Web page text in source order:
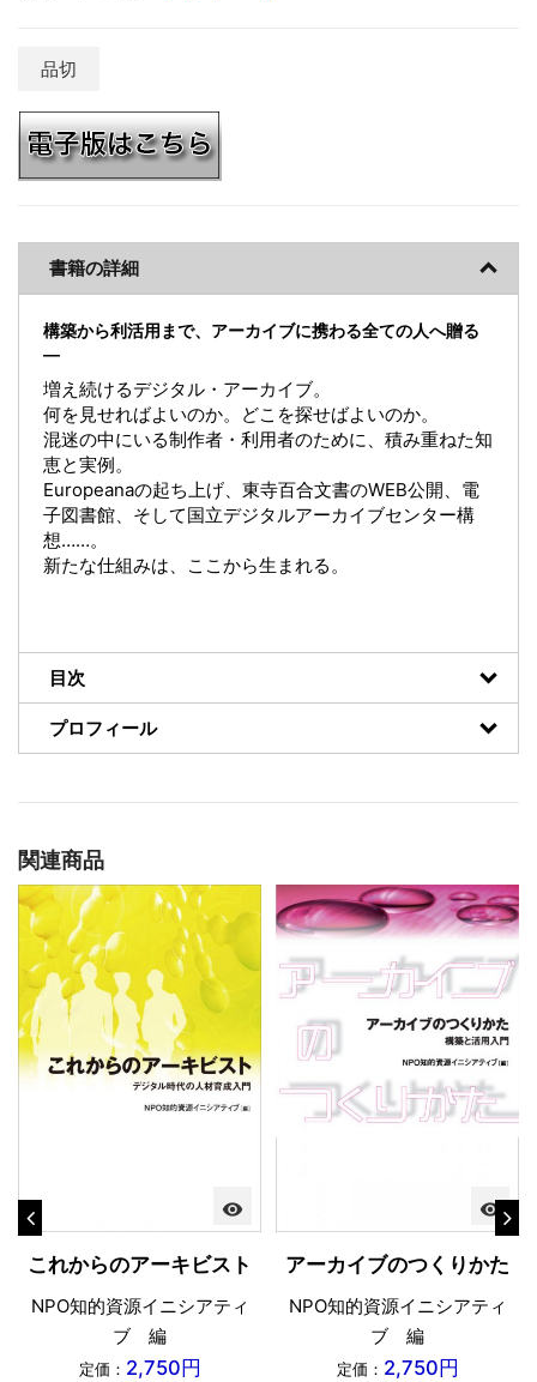
品切
書籍の詳細
構築から利活用まで、アーカイブに携わる全ての人へ贈る
―
増え続けるデジタル・アーカイブ。
何を見せればよいのか。どこを探せばよいのか。
混迷の中にいる制作者・利用者のために、積み重ねた知
恵と実例。
Europeanaの起ち上げ、東寺百合文書のWEB公開、電
子図書館、そして国立デジタルアーカイブセンター構
想……。
新たな仕組みは、ここから生まれる。
目次
プロフィール
関連商品
visibility
これからのアーキビスト
NPO知的資源イニシアティ
ブ 編
定価： 2,750円
visibility
アーカイブのつくりかた
NPO知的資源イニシアティ
ブ 編
定価： 2,750円